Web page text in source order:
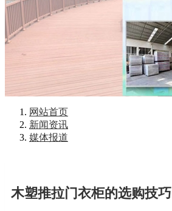
网站首页
新闻资讯
媒体报道
木塑推拉门衣柜的选购技巧